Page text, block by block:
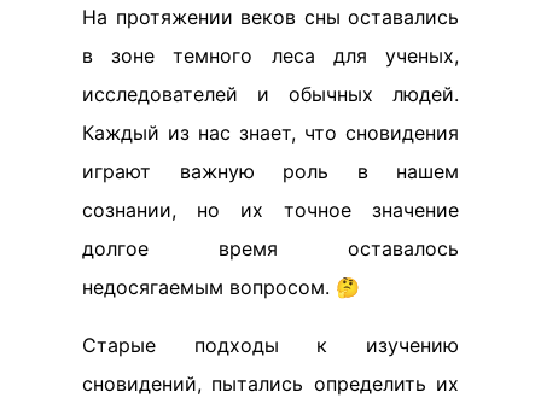
На протяжении веков сны оставались
в зоне темного леса для ученых,
исследователей и обычных людей.
Каждый из нас знает, что сновидения
играют важную роль в нашем
сознании, но их точное значение
долгое время оставалось
недосягаемым вопросом. 🤔
Старые подходы к изучению
сновидений, пытались определить их